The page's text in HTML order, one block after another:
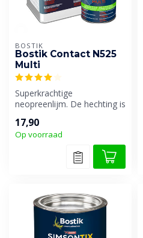
BOSTIK
Bostik Contact N525
Multi
Superkrachtige
neopreenlijm. De hechting is
zonder hu...
17,90
Op voorraad